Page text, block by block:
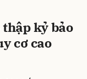
kỷ bảo
cơ cao